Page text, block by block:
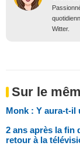
Witter.
Sur le
Monk : Y aura-t-il
2 ans après la fin
retour à la